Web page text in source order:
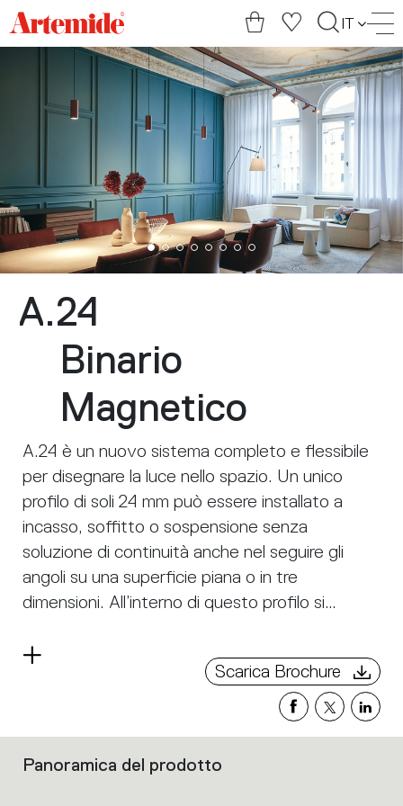
Artemide
home
page
IT
A.24
Binario
Magnetico
A.24 è un nuovo sistema completo e flessibile
per disegnare la luce nello spazio. Un unico
profilo di soli 24 mm può essere installato a
incasso, soffitto o sospensione senza
soluzione di continuità anche nel seguire gli
angoli su una superficie piana o in tre
dimensioni. All’interno di questo profilo si
ottiche sharp in tre aperture o un intelligente
binario magnetico. A.24 diventa così non solo
un sistema flessibile ma una piattaforma aperta
ad accogliere altri prodotti della collezione
queste performance possono essere integrate
Leggi
Scarica Brochure
Filtri
Panoramica del prodotto